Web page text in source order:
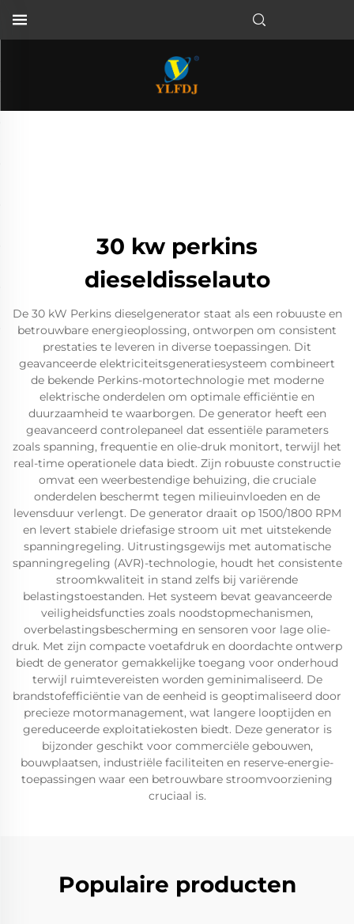
30 kw perkins
dieseldisselauto
De 30 kW Perkins dieselgenerator staat als een robuuste en
betrouwbare energieoplossing, ontworpen om consistent
prestaties te leveren in diverse toepassingen. Dit
geavanceerde elektriciteitsgeneratiesysteem combineert
de bekende Perkins-motortechnologie met moderne
elektrische onderdelen om optimale efficiëntie en
duurzaamheid te waarborgen. De generator heeft een
geavanceerd controlepaneel dat essentiële parameters
zoals spanning, frequentie en olie-druk monitort, terwijl het
real-time operationele data biedt. Zijn robuuste constructie
omvat een weerbestendige behuizing, die cruciale
onderdelen beschermt tegen milieuinvloeden en de
levensduur verlengt. De generator draait op 1500/1800 RPM
en levert stabiele driefasige stroom uit met uitstekende
spanningregeling. Uitrustingsgewijs met automatische
spanningregeling (AVR)-technologie, houdt het consistente
stroomkwaliteit in stand zelfs bij variërende
belastingstoestanden. Het systeem bevat geavanceerde
veiligheidsfuncties zoals noodstopmechanismen,
overbelastingsbescherming en sensoren voor lage olie-
druk. Met zijn compacte voetafdruk en doordachte ontwerp
biedt de generator gemakkelijke toegang voor onderhoud
terwijl ruimtevereisten worden geminimaliseerd. De
brandstofefficiëntie van de eenheid is geoptimaliseerd door
precieze motormanagement, wat langere looptijden en
gereduceerde exploitatiekosten biedt. Deze generator is
bijzonder geschikt voor commerciële gebouwen,
bouwplaatsen, industriële faciliteiten en reserve-energie-
toepassingen waar een betrouwbare stroomvoorziening
cruciaal is.
Populaire producten